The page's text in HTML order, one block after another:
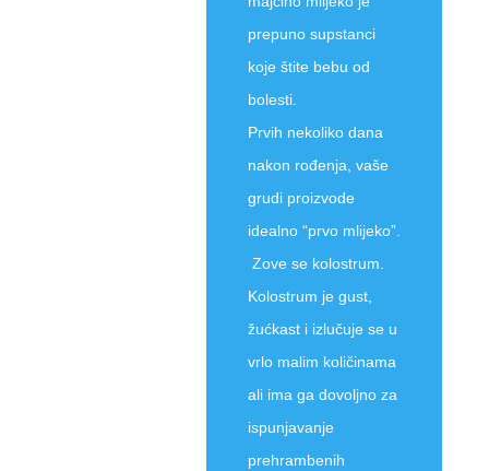
prepuno supstanci
koje štite bebu od
bolesti.
Prvih nekoliko dana
nakon rođenja, vaše
grudi proizvode
idealno “prvo mlijeko”.
Zove se kolostrum.
Kolostrum je gust,
žućkast i izlučuje se u
vrlo malim količinama
ali ima ga dovoljno za
ispunjavanje
prehrambenih